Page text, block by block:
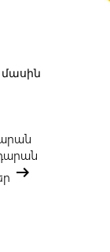
մասին
arrow_right_alt